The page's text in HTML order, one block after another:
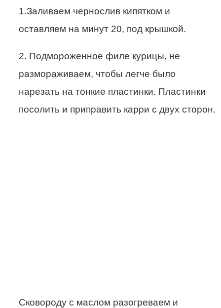
1.Заливаем чернослив кипятком и
оставляем на минут 20, под крышкой.
2. Подмороженное филе курицы, не
размораживаем, чтобы легче было
нарезать на тонкие пластинки. Пластинки
посолить и приправить карри с двух сторон.
Сковороду с маслом разогреваем и